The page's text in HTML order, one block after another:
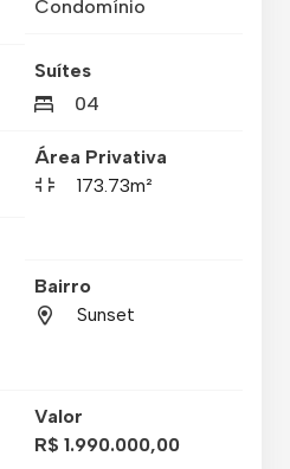
Condomínio
Suítes
04
Área Privativa
173.73m²
Bairro
Sunset
Valor
R$ 1.990.000,00